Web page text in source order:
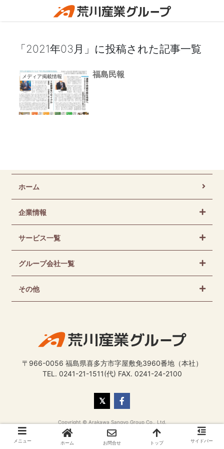
「2021年03月」に投稿された記事一覧
メディア掲載情報 福島民報
ホーム
企業情報
サービス一覧
グループ会社一覧
その他
〒966-0056 福島県喜多方市字屋敷免3960番地（本社）
TEL. 0241-21-1511(代) FAX. 0241-24-2100
Copyright © Arakawa Sangyo Group Co., Ltd.
メニュー ホーム お問合せ トップ サイドバー